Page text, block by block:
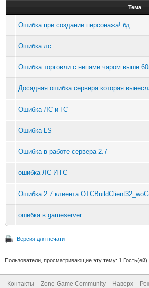
Тема
Ошибка при создании персонажа! бд
Ошибка лс
Ошибка торговли с нипами чаром выше
Досадная ошибка сервера которая
Ошибка ЛС и ГС
Ошибка LS
Ошибка в работе сервера 2.7
ошибка ЛС И ГС
Ошибка 2.7 клиента
ошибка в gameserver
Версия для печати
Пользователи, просматривающие эту тему: 1 Гость(ей)
Контакты Zone-Game Community Наверх